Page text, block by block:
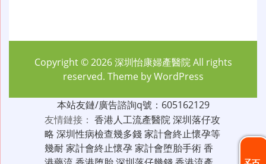
Copyright © 2026深圳怡康婦產醫院All rights
reserved. Theme byWordPress
本站友鏈/廣告諮詢q號：605162129
友情鏈接： 香港人工流產醫院深圳落仔攻
略 深圳性病檢查幾多錢家計會終止懷孕等
幾耐家計會終止懷孕家計會堕胎手術香